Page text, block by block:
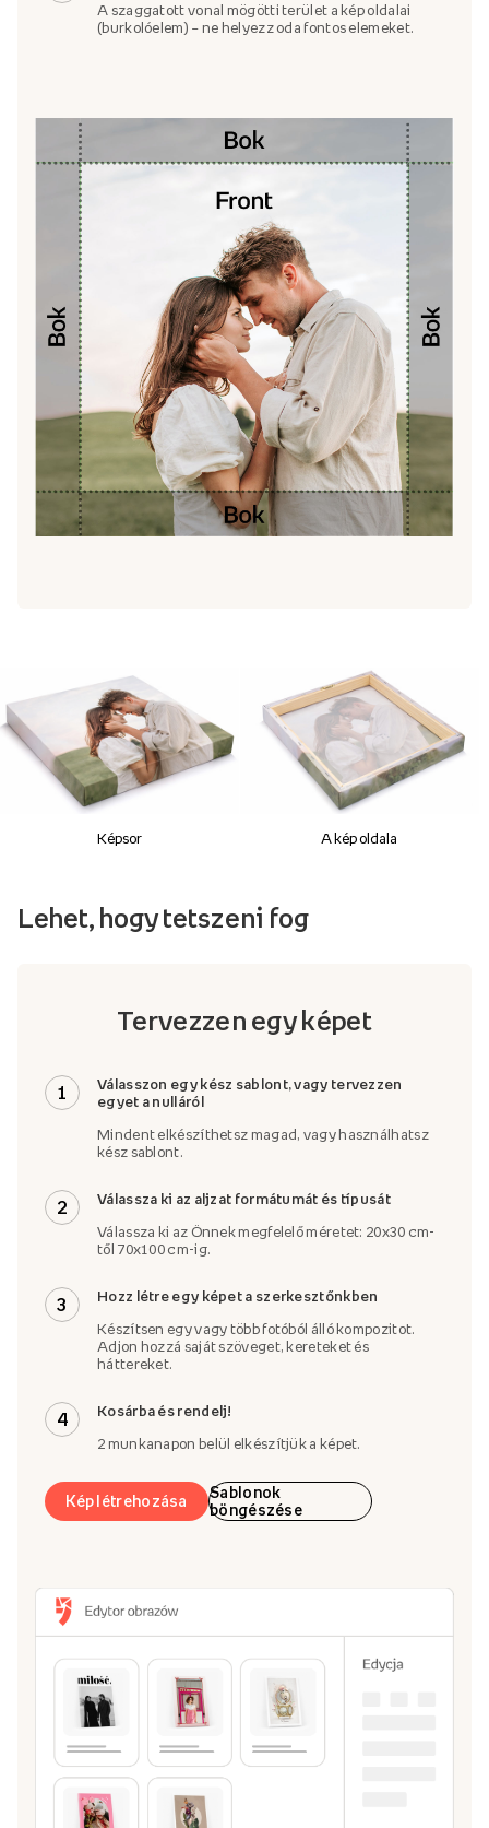
A szaggatott vonal mögötti terület a kép oldalai
(burkolóelem) – ne helyezz oda fontos elemeket.
Képsor A kép oldala
Lehet, hogy tetszeni fog
Tervezzen egy képet
1
Válasszon egy kész sablont, vagy tervezzen
egyet a nulláról
Mindent elkészíthetsz magad, vagy használhatsz
kész sablont.
2 Válassza ki az aljzat formátumát és típusát
Válassza ki az Önnek megfelelő méretet: 20x30 cm-
től 70x100 cm-ig.
3 Hozz létre egy képet a szerkesztőnkben
Készítsen egy vagy több fotóból álló kompozitot.
Adjon hozzá saját szöveget, kereteket és
háttereket.
4 Kosárba és rendelj!
2 munkanapon belül elkészítjük a képet.
Kép létrehozása
Sablonok
böngészése